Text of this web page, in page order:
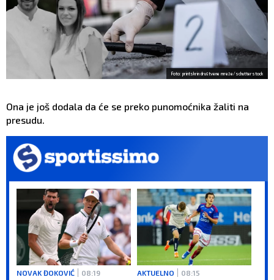
Foto: printskrin društvene mreže/schutterstock
Ona je još dodala da će se preko punomoćnika žaliti na
presudu.
NOVAK ĐOKOVIĆ 08:19 AKTUELNO 08:15